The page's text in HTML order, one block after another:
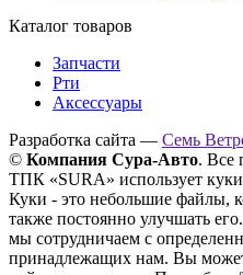
Каталог товаров
Запчасти
Рти
Аксессуары
Разработка сайта — Семь
© Компания Сура-Авто. Все
ТПК «SURA» использует
Куки - это небольшие файлы,
также постоянно улучшать
мы сотрудничаем с
принадлежащих нам. Вы